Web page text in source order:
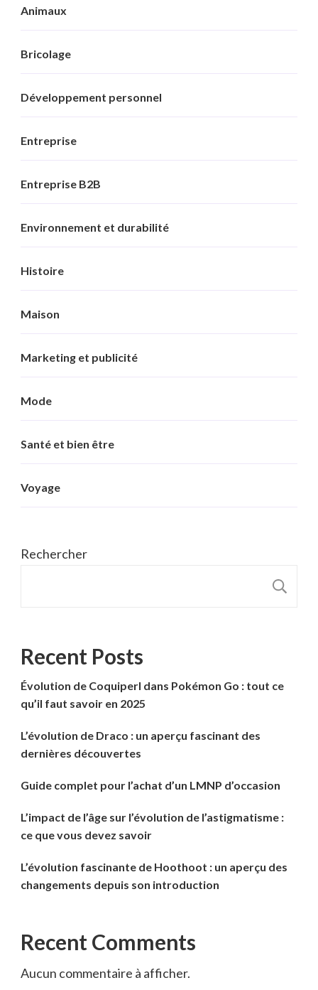
Animaux
Bricolage
Développement personnel
Entreprise
Entreprise B2B
Environnement et durabilité
Histoire
Maison
Marketing et publicité
Mode
Santé et bien être
Voyage
Rechercher
Recent Posts
Évolution de Coquiperl dans Pokémon Go : tout ce
qu’il faut savoir en 2025
L’évolution de Draco : un aperçu fascinant des
dernières découvertes
Guide complet pour l’achat d’un LMNP d’occasion
L’impact de l’âge sur l’évolution de l’astigmatisme :
ce que vous devez savoir
L’évolution fascinante de Hoothoot : un aperçu des
changements depuis son introduction
Recent Comments
Aucun commentaire à afficher.